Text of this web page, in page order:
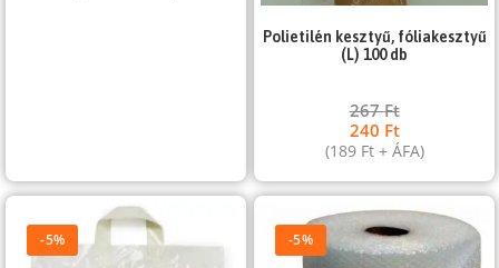
Polietilén kesztyű, fóliakesztyű
(L) 100 db
267Ft
240 Ft
(189 Ft+ ÁFA)
-5% -5%